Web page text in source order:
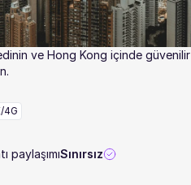
ve Hong Kong içinde güvenilir
4G
paylaşımıSınırsız